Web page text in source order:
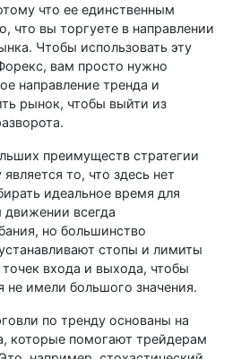
что ее единственным
что вы торгуете в направлении
Чтобы использовать эту
вам просто нужно
направление тренда и
рынок, чтобы выйти из
преимуществ стратегии
то, что здесь нет
идеальное время для
всегда
но большинство
стопы и лимиты
входа и выхода, чтобы
имели большого значения.
по тренду основаны на
которые помогают трейдерам